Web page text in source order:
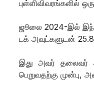
புள்ளிவிவரங்களில்
ஜூலை 2024-இல்
டக் அவுட்களுடன்
இது அவர் தலைவர்
பெறுவதற்கு முன்பு,